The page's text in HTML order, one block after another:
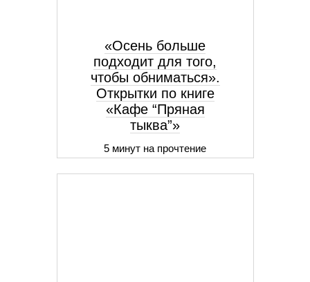
«Осень больше
подходит для того,
чтобы обниматься».
Открытки по книге
«Кафе “Пряная
тыква”»
5 минут на прочтение